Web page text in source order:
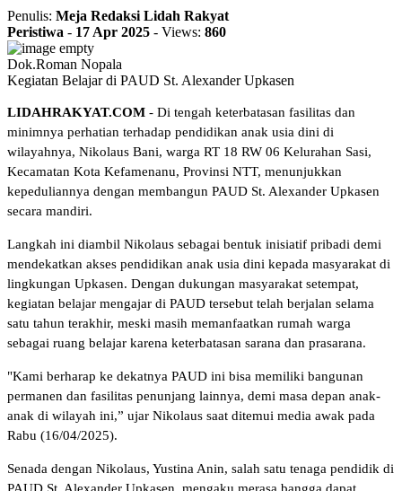
Penulis: Meja Redaksi Lidah Rakyat
Peristiwa - 17 Apr 2025 - Views: 860
Dok.Roman Nopala
Kegiatan Belajar di PAUD St. Alexander Upkasen
LIDAHRAKYAT.COM - Di tengah keterbatasan fasilitas dan
minimnya perhatian terhadap pendidikan anak usia dini di
wilayahnya, Nikolaus Bani, warga RT 18 RW 06 Kelurahan Sasi,
Kecamatan Kota Kefamenanu, Provinsi NTT, menunjukkan
kepeduliannya dengan membangun PAUD St. Alexander Upkasen
secara mandiri.
Langkah ini diambil Nikolaus sebagai bentuk inisiatif pribadi demi
mendekatkan akses pendidikan anak usia dini kepada masyarakat di
lingkungan Upkasen. Dengan dukungan masyarakat setempat,
kegiatan belajar mengajar di PAUD tersebut telah berjalan selama
satu tahun terakhir, meski masih memanfaatkan rumah warga
sebagai ruang belajar karena keterbatasan sarana dan prasarana.
"Kami berharap ke dekatnya PAUD ini bisa memiliki bangunan
permanen dan fasilitas penunjang lainnya, demi masa depan anak-
anak di wilayah ini,” ujar Nikolaus saat ditemui media awak pada
Rabu (16/04/2025).
Senada dengan Nikolaus, Yustina Anin, salah satu tenaga pendidik di
PAUD St. Alexander Upkasen, mengaku merasa bangga dapat